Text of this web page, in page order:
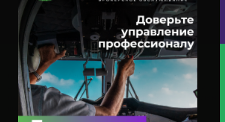
г.Омск ул.Красный Путь, 109 оф.510
Главная Новости Депозитария
(INTR) О Корпоративном
Действии «Выплата Купонного Дохода» С Ценными Бумагами Эмитента
ПАО «КАМАЗ» ИНН 1650032058 (облигация 4B02-17-55010-D-001P / ISIN
RU000A10CQ93)